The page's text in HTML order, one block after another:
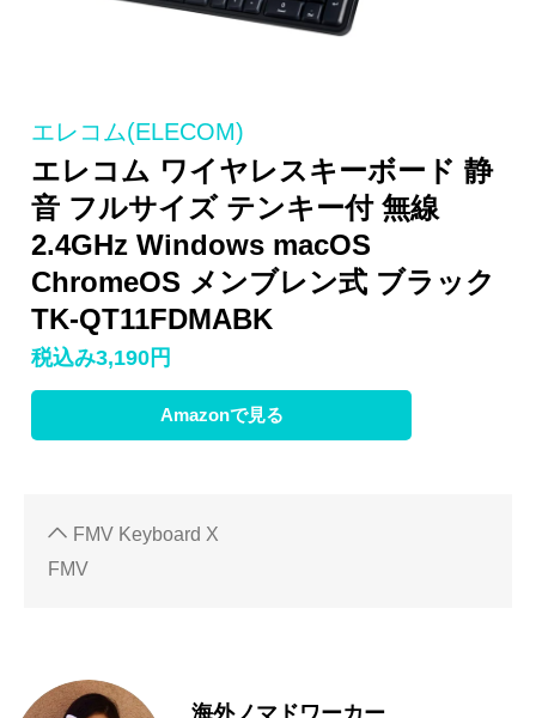
エレコム(ELECOM)
エレコム ワイヤレスキーボード 静
音 フルサイズ テンキー付 無線
2.4GHz Windows macOS
ChromeOS メンブレン式 ブラック
TK-QT11FDMABK
税込み3,190円
Amazonで見る
FMV Keyboard X
FMV
海外ノマドワーカー